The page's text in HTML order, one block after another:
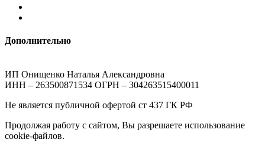
Дополнительно
ИП Онищенко Наталья Александровна
ИНН – 263500871534 ОГРН – 304263515400011
Не является публичной офертой ст 437 ГК РФ
Продолжая работу с сайтом, Вы разрешаете использование
cookie-файлов.